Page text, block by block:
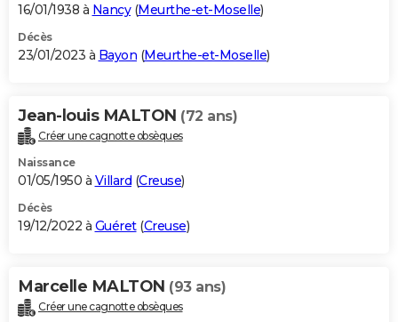
16/01/1938 à Nancy(Meurthe-et-Moselle)
Décès
23/01/2023 à Bayon (Meurthe-et-Moselle)
Jean-louis MALTON (72 ans)
Créer une cagnotte obsèques
Naissance
01/05/1950 à Villard (Creuse)
Décès
19/12/2022 à Guéret(Creuse)
Marcelle MALTON (93 ans)
Créer une cagnotte obsèques